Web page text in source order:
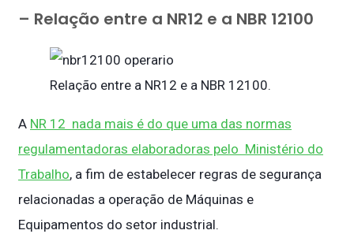
– Relação entre a NR12 e a NBR 12100
Relação entre a NR12 e a NBR 12100.
A NR 12 nada mais é do que uma das normas
regulamentadoras elaboradoras pelo Ministério do
Trabalho, a fim de estabelecer regras de segurança
relacionadas a operação de Máquinas e
Equipamentos do setor industrial.